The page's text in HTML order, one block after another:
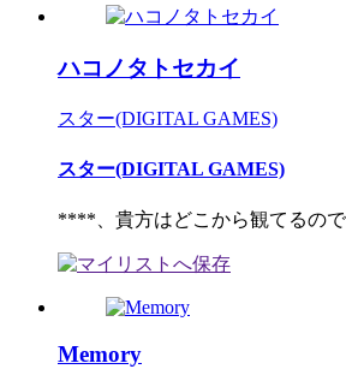
ハコノタトセカイ
スター(DIGITAL GAMES)
スター(DIGITAL GAMES)
****、貴方はどこから観てるので
Memory